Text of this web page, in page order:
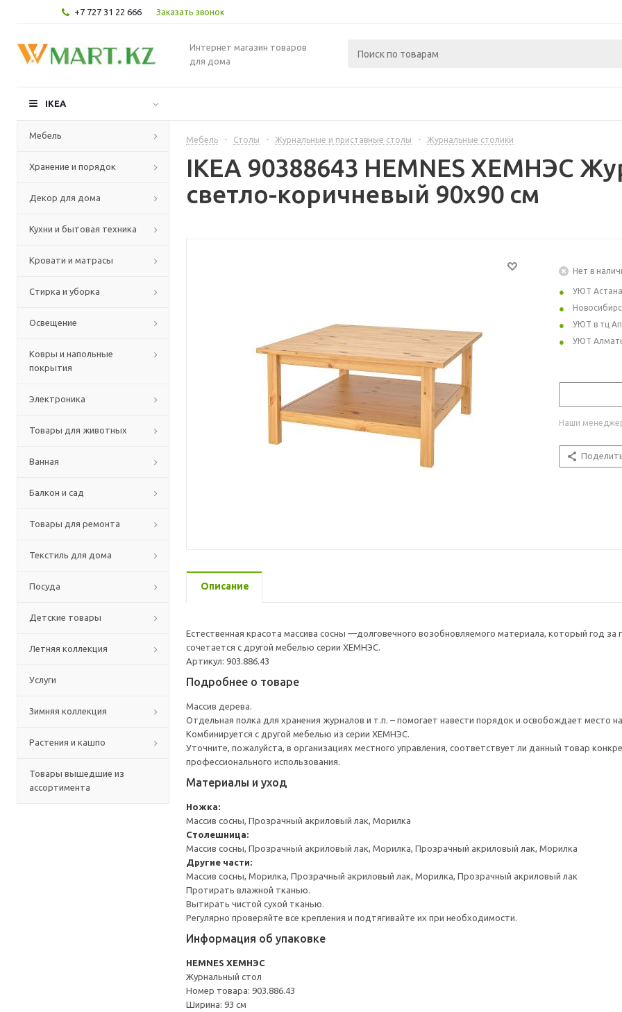
+7 727 31 22 666 Заказать звонок
Интернет магазин товаров
для дома
IKEA
Мебель
Хранение и порядок
Декор для дома
Кухни и бытовая техника
Кровати и матрасы
Стирка и уборка
Освещение
Ковры и напольные
покрытия
Электроника
Товары для животных
Ванная
Балкон и сад
Товары для ремонта
Текстиль для дома
Посуда
Детские товары
Летняя коллекция
Услуги
Зимняя коллекция
Растения и кашпо
Товары вышедшие из
ассортимента
Мебель - Столы - Журнальные и приставные столы - Журнальные столики
IKEA 90388643 HEMNES ХЕМНЭС
светло-коричневый 90x90 см
Нет в
УЮТ Астана
УЮТ в тц
УЮТ
Наши
Описание
Естественная красота массива сосны —долговечного возобновляемого материала, который год
сочетается с другой мебелью серии ХЕМНЭС.
Артикул: 903.886.43
Подробнее о товаре
Массив дерева.
Отдельная полка для хранения журналов и т.п. – помогает навести порядок и освобождает место
Комбинируется с другой мебелью из серии ХЕМНЭС.
Уточните, пожалуйста, в организациях местного управления, соответствует ли данный товар
профессионального использования.
Материалы и уход
Ножка:
Массив сосны, Прозрачный акриловый лак, Морилка
Столешница:
Массив сосны, Прозрачный акриловый лак, Морилка, Прозрачный акриловый лак, Морилка
Другие части:
Массив сосны, Морилка, Прозрачный акриловый лак, Морилка, Прозрачный акриловый лак
Протирать влажной тканью.
Вытирать чистой сухой тканью.
Регулярно проверяйте все крепления и подтягивайте их при необходимости.
Информация об упаковке
HEMNES ХЕМНЭС
Журнальный стол
Номер товара: 903.886.43
Ширина: 93 см